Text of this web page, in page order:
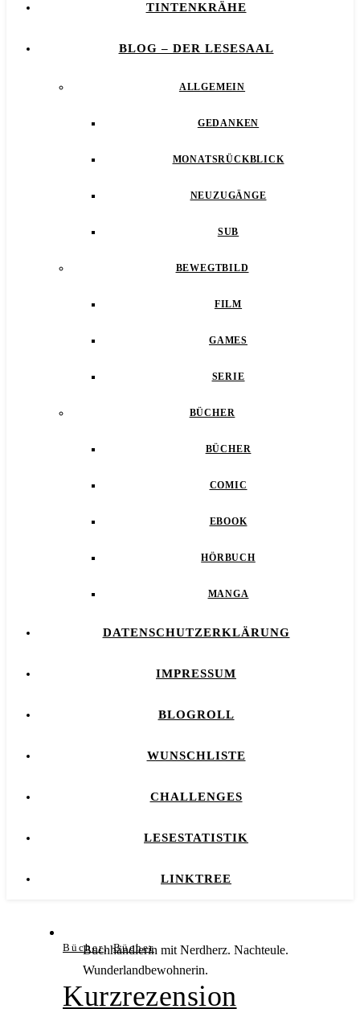
TINTENKRÄHE
BLOG – DER LESESAAL
ALLGEMEIN
GEDANKEN
MONATSRÜCKBLICK
NEUZUGÄNGE
SUB
BEWEGTBILD
FILM
GAMES
SERIE
BÜCHER
BÜCHER
COMIC
EBOOK
HÖRBUCH
MANGA
DATENSCHUTZERKLÄRUNG
IMPRESSUM
BLOGROLL
WUNSCHLISTE
CHALLENGES
LESESTATISTIK
LINKTREE
Bücher,Bücher
Kurzrezension
Buchhändlerin mit Nerdherz. Nachteule.
Wunderlandbewohnerin.